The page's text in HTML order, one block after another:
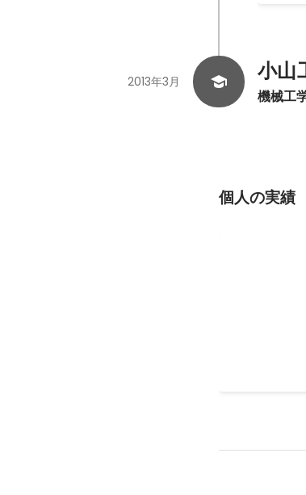
小山
機械工
2013年3月
個人の実績